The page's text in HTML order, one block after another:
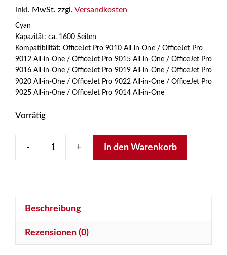
inkl. MwSt. zzgl. Versandkosten
Cyan
Kapazität: ca. 1600 Seiten
Kompatibilität: OfficeJet Pro 9010 All-in-One / OfficeJet Pro
9012 All-in-One / OfficeJet Pro 9015 All-in-One / OfficeJet Pro
9016 All-in-One / OfficeJet Pro 9019 All-in-One / OfficeJet Pro
9020 All-in-One / OfficeJet Pro 9022 All-in-One / OfficeJet Pro
9025 All-in-One / OfficeJet Pro 9014 All-in-One
Vorrätig
- + In den Warenkorb
Beschreibung
Rezensionen (0)